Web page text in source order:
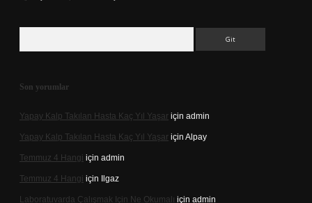
Son yorumlar
Yapay Kalp Takılan Hasta Kaç Yıl Yaşar için admin
Yapay Kalp Takılan Hasta Kaç Yıl Yaşar için Alpay
Temmuz 4 Hangi için admin
Temmuz 4 Hangi için Ilgaz
Laboratuvarda Çalışmak Için Ne Okumalı için admin